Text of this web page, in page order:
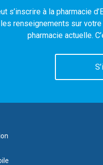
s’inscrire à la pharmacie
renseignements sur
pharmacie actuelle.